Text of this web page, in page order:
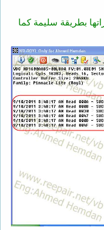
بطريقة سليمة كما